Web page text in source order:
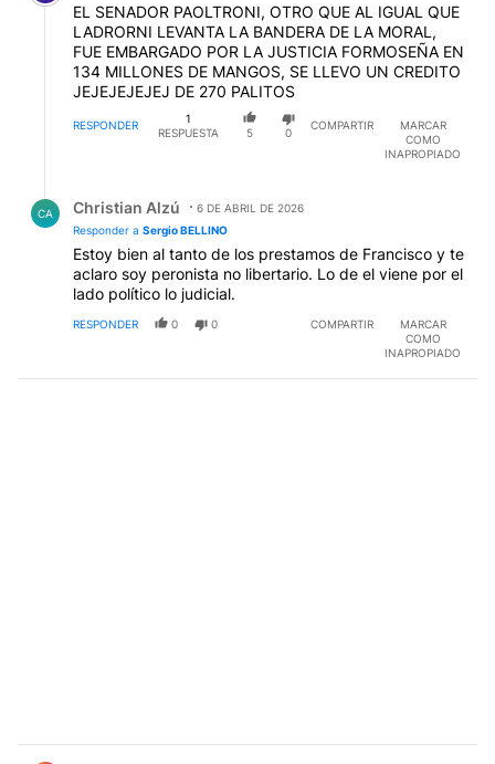
EL SENADOR PAOLTRONI, OTRO QUE AL IGUAL QUE
LADRORNI LEVANTA LA BANDERA DE LA MORAL,
FUE EMBARGADO POR LA JUSTICIA FORMOSEÑA EN
134 MILLONES DE MANGOS, SE LLEVO UN CREDITO
JEJEJEJEJEJ DE 270 PALITOS
RESPONDER
1
RESPUESTA
5 0
COMPARTIR
MARCAR
COMO
INAPROPIADO
CA Christian Alzú
6 DE ABRIL DE 2026
Responder a Sergio BELLINO
Estoy bien al tanto de los prestamos de Francisco y te
aclaro soy peronista no libertario. Lo de el viene por el
lado político lo judicial.
RESPONDER 0 0 COMPARTIR
MARCAR
COMO
INAPROPIADO